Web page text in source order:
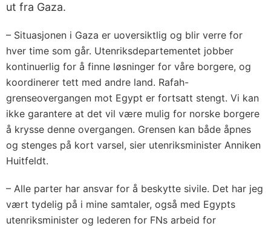
ut fra Gaza.
– Situasjonen i Gaza er uoversiktlig og blir verre for
hver time som går. Utenriksdepartementet jobber
kontinuerlig for å finne løsninger for våre borgere, og
koordinerer tett med andre land. Rafah-
grenseovergangen mot Egypt er fortsatt stengt. Vi kan
ikke garantere at det vil være mulig for norske borgere
å krysse denne overgangen. Grensen kan både åpnes
og stenges på kort varsel, sier utenriksminister Anniken
Huitfeldt.
– Alle parter har ansvar for å beskytte sivile. Det har jeg
vært tydelig på i mine samtaler, også med Egypts
utenriksminister og lederen for FNs arbeid for